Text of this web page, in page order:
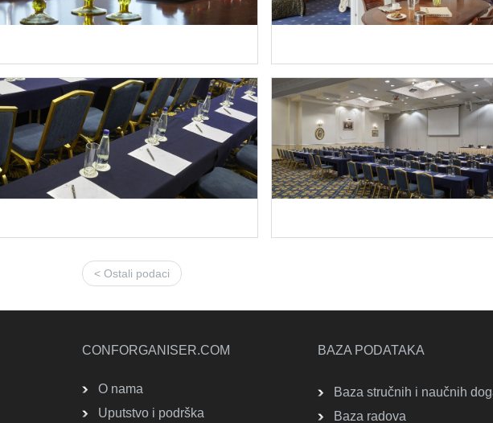
< Ostali podaci
CONFORGANISER.COM
O nama
Uputstvo i podrška
BAZA PODATAKA
Baza stručnih i naučnih
Baza radova